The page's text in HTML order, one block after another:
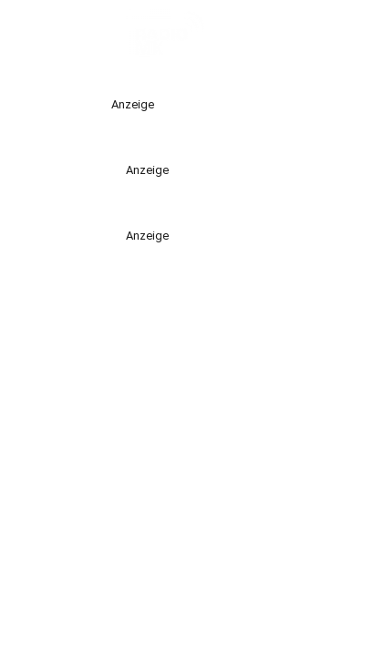
Anzeige
Anzeige
Anzeige